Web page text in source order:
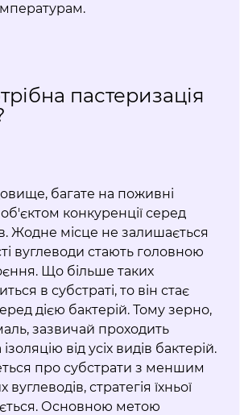
пастеризація
багате на поживні
конкуренції серед
Жодне місце не залишається
вуглеводи стають головною
Що більше таких
в субстраті, то він стає
дією бактерій. Тому зерно,
зазвичай проходить
від усіх видів бактерій.
про субстрати з меншим
стратегія їхньої
Основною метою